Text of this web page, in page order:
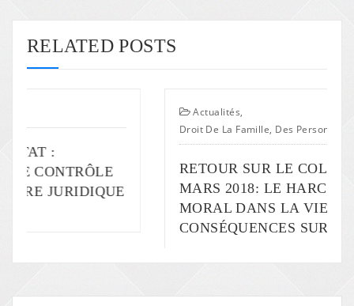
RELATED POSTS
Droit De La Famille, Des Personnes, Du Patrimoine
RETOUR SUR LE COLLOQUE DU 9
MARS 2018: LE HARCÈLEMENT
MORAL DANS LA VIE PRIVÉE ET SES
CONSÉQUENCES SUR LES ENFANTS